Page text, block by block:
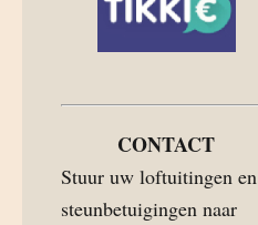
CONTACT
Stuur uw loftuitingen en
steunbetuigingen naar